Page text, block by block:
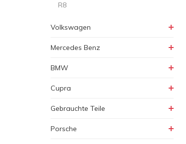
R8
Volkswagen
Mercedes Benz
BMW
Cupra
Gebrauchte Teile
Porsche